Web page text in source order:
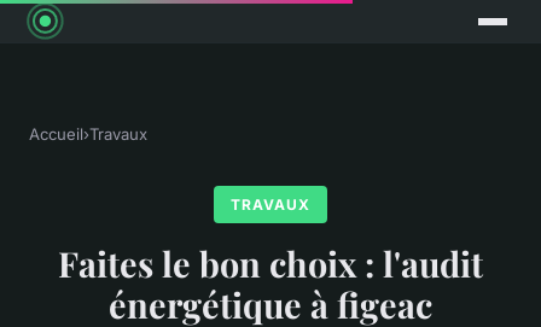
Accueil›Travaux
TRAVAUX
Faites le bon choix : l'audit
énergétique à figeac